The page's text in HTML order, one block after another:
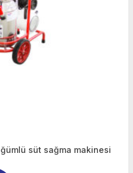
süt sağma makinesi